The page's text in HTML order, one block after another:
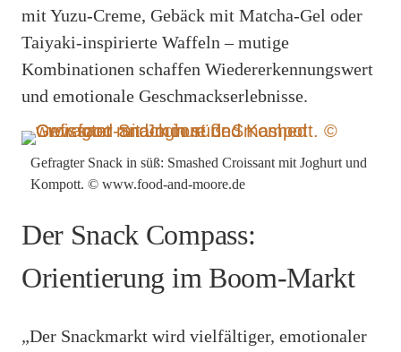
mit Yuzu-Creme, Gebäck mit Matcha-Gel oder
Taiyaki-inspirierte Waffeln – mutige
Kombinationen schaffen Wiedererkennungswert
und emotionale Geschmackserlebnisse.
Gefragter Snack in süß: Smashed Croissant mit Joghurt und
Kompott. © www.food-and-moore.de
Der Snack Compass:
Orientierung im Boom-Markt
„Der Snackmarkt wird vielfältiger, emotionaler